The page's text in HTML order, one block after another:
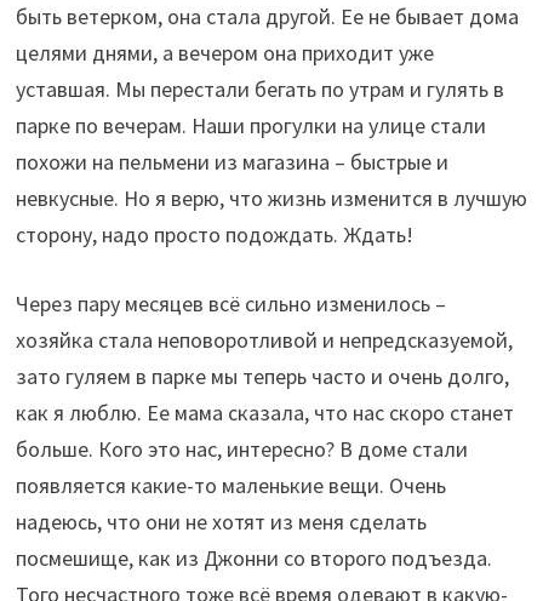
быть ветерком, она стала другой. Ее не бывает дома
целями днями, а вечером она приходит уже
уставшая. Мы перестали бегать по утрам и гулять в
парке по вечерам. Наши прогулки на улице стали
похожи на пельмени из магазина – быстрые и
невкусные. Но я верю, что жизнь изменится в лучшую
сторону, надо просто подождать. Ждать!
Через пару месяцев всё сильно изменилось –
хозяйка стала неповоротливой и непредсказуемой,
зато гуляем в парке мы теперь часто и очень долго,
как я люблю. Ее мама сказала, что нас скоро станет
больше. Кого это нас, интересно? В доме стали
появляется какие-то маленькие вещи. Очень
надеюсь, что они не хотят из меня сделать
посмешище, как из Джонни со второго подъезда.
Того несчастного тоже всё время одевают в какую-